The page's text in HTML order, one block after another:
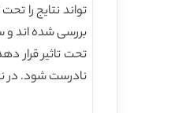
تواند نتایج را
بررسی شده اند و
تحت تاثیر قرار
نادرست شود. در